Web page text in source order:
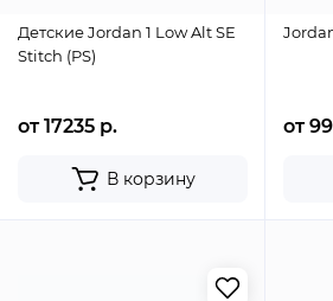
Детские Jordan 1 Low Alt SE
Stitch (PS)
от 17235 р.
В корзину
от